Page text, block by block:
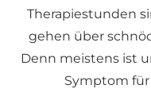
Therapiestunden
gehen über
Denn meistens ist
Symptom